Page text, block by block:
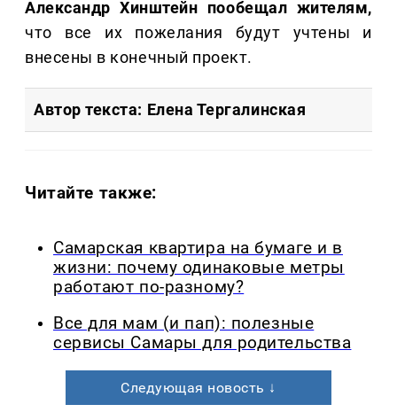
Александр Хинштейн пообещал жителям,
что все их пожелания будут учтены и
внесены в конечный проект.
Автор текста: Елена Тергалинская
Читайте также:
Самарская квартира на бумаге и в
жизни: почему одинаковые метры
работают по-разному?
Все для мам (и пап): полезные
сервисы Самары для родительства
Следующая новость ↓